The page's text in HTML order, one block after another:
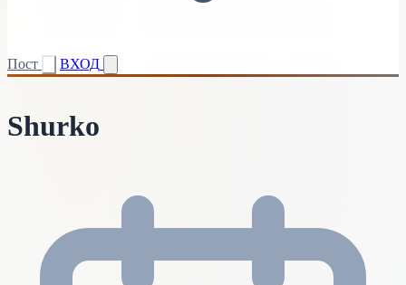
Пост ВХОД
Shurko